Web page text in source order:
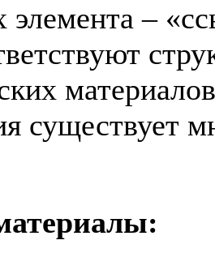
элемента –
существует